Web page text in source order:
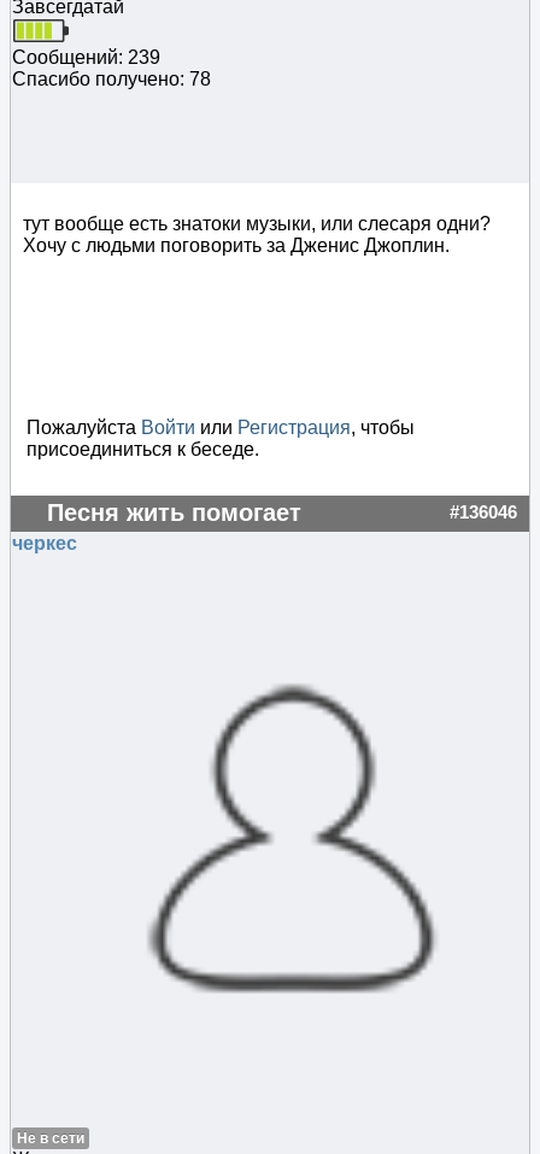
Завсегдатай
Сообщений: 239
Спасибо получено: 78
тут вообще есть знатоки музыки, или слесаря одни?
Хочу с людьми поговорить за Дженис Джоплин.
Пожалуйста Войти или Регистрация, чтобы
присоединиться к беседе.
Песня жить помогает #136046
черкес
Не в сети